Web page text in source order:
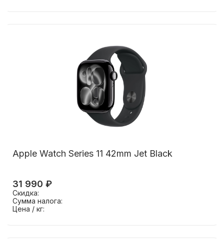
Apple Watch Series 11 42mm Jet Black
31 990 ₽
Скидка:
Сумма налога:
Цена / кг: